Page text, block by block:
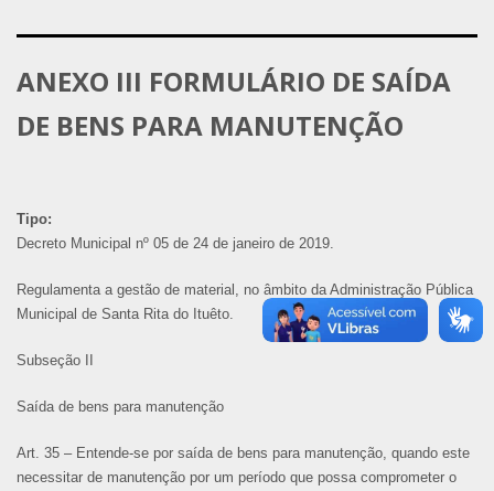
ANEXO III FORMULÁRIO DE SAÍDA
DE BENS PARA MANUTENÇÃO
Tipo:
Decreto Municipal nº 05 de 24 de janeiro de 2019.
Regulamenta a gestão de material, no âmbito da Administração Pública
Municipal de Santa Rita do Ituêto.
Subseção II
Saída de bens para manutenção
Art. 35 – Entende-se por saída de bens para manutenção, quando este
necessitar de manutenção por um período que possa comprometer o